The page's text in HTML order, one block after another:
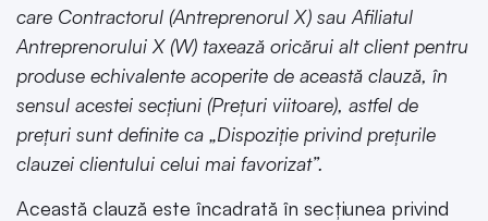
care Contractorul (Antreprenorul X) sau Afiliatul
Antreprenorului X (W) taxează oricărui alt client pentru
produse echivalente acoperite de această clauză, în
sensul acestei secțiuni (Prețuri viitoare), astfel de
prețuri sunt definite ca „Dispoziție privind prețurile
clauzei clientului celui mai favorizat”.
Această clauză este încadrată în secțiunea privind